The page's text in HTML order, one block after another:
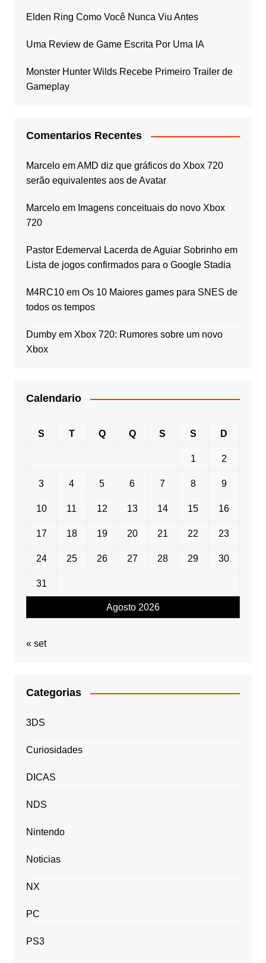
Elden Ring Como Você Nunca Viu Antes
Uma Review de Game Escrita Por Uma IA
Monster Hunter Wilds Recebe Primeiro Trailer de
Gameplay
Comentarios Recentes
MarceloemAMD diz que gráficos do Xbox 720
serão equivalentes aos de Avatar
Marceloem Imagens conceituais do novo Xbox
720
Pastor Edemerval Lacerda de Aguiar Sobrinhoem
Lista de jogos confirmados para o Google Stadia
M4RC10em Os 10 Maiores games para SNES de
todos os tempos
Dumbyem Xbox 720: Rumores sobre um novo
Xbox
Calendario
Agosto 2026
S T Q Q S S D
1 2
3 4 5 6 7 8 9
10 11 12 13 14 15 16
17 18 19 20 21 22 23
24 25 26 27 28 29 30
31
« set
Categorias
3DS
Curiosidades
DICAS
NDS
Nintendo
Noticias
NX
PC
PS3